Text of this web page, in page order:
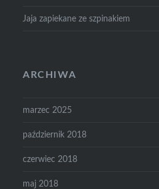
Jaja zapiekane ze szpinakiem
ARCHIWA
marzec 2025
październik 2018
czerwiec 2018
maj 2018